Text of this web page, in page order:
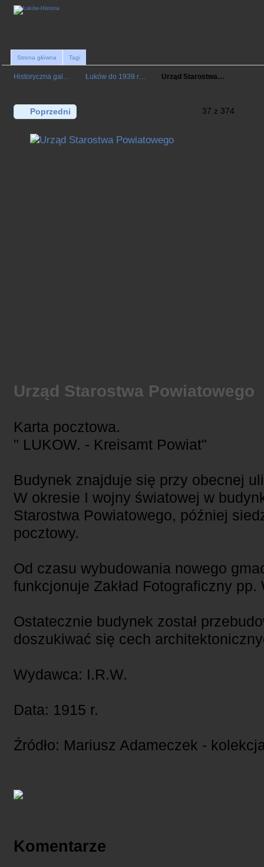
Strona główna Tagi
Historyczna gal… Łuków do 1939 r… Urząd Starostwa…
Poprzedni 37 z 374
Urząd Starostwa Powiatowego
Karta pocztowa.
" LUKOW. - Kreisamt Powiat"
Budynek znajduje się przy obecnej
W okresie I wojny światowej w
Starostwa Powiatowego, później
pocztowy.
Od czasu wybudowania nowego
funkcjonuje Zakład Fotograficzny pp.
Ostatecznie budynek został
doszukiwać się cech
Wydawca: I.R.W.
Data: 1915 r.
Źródło: Mariusz Adameczek -
Komentarze